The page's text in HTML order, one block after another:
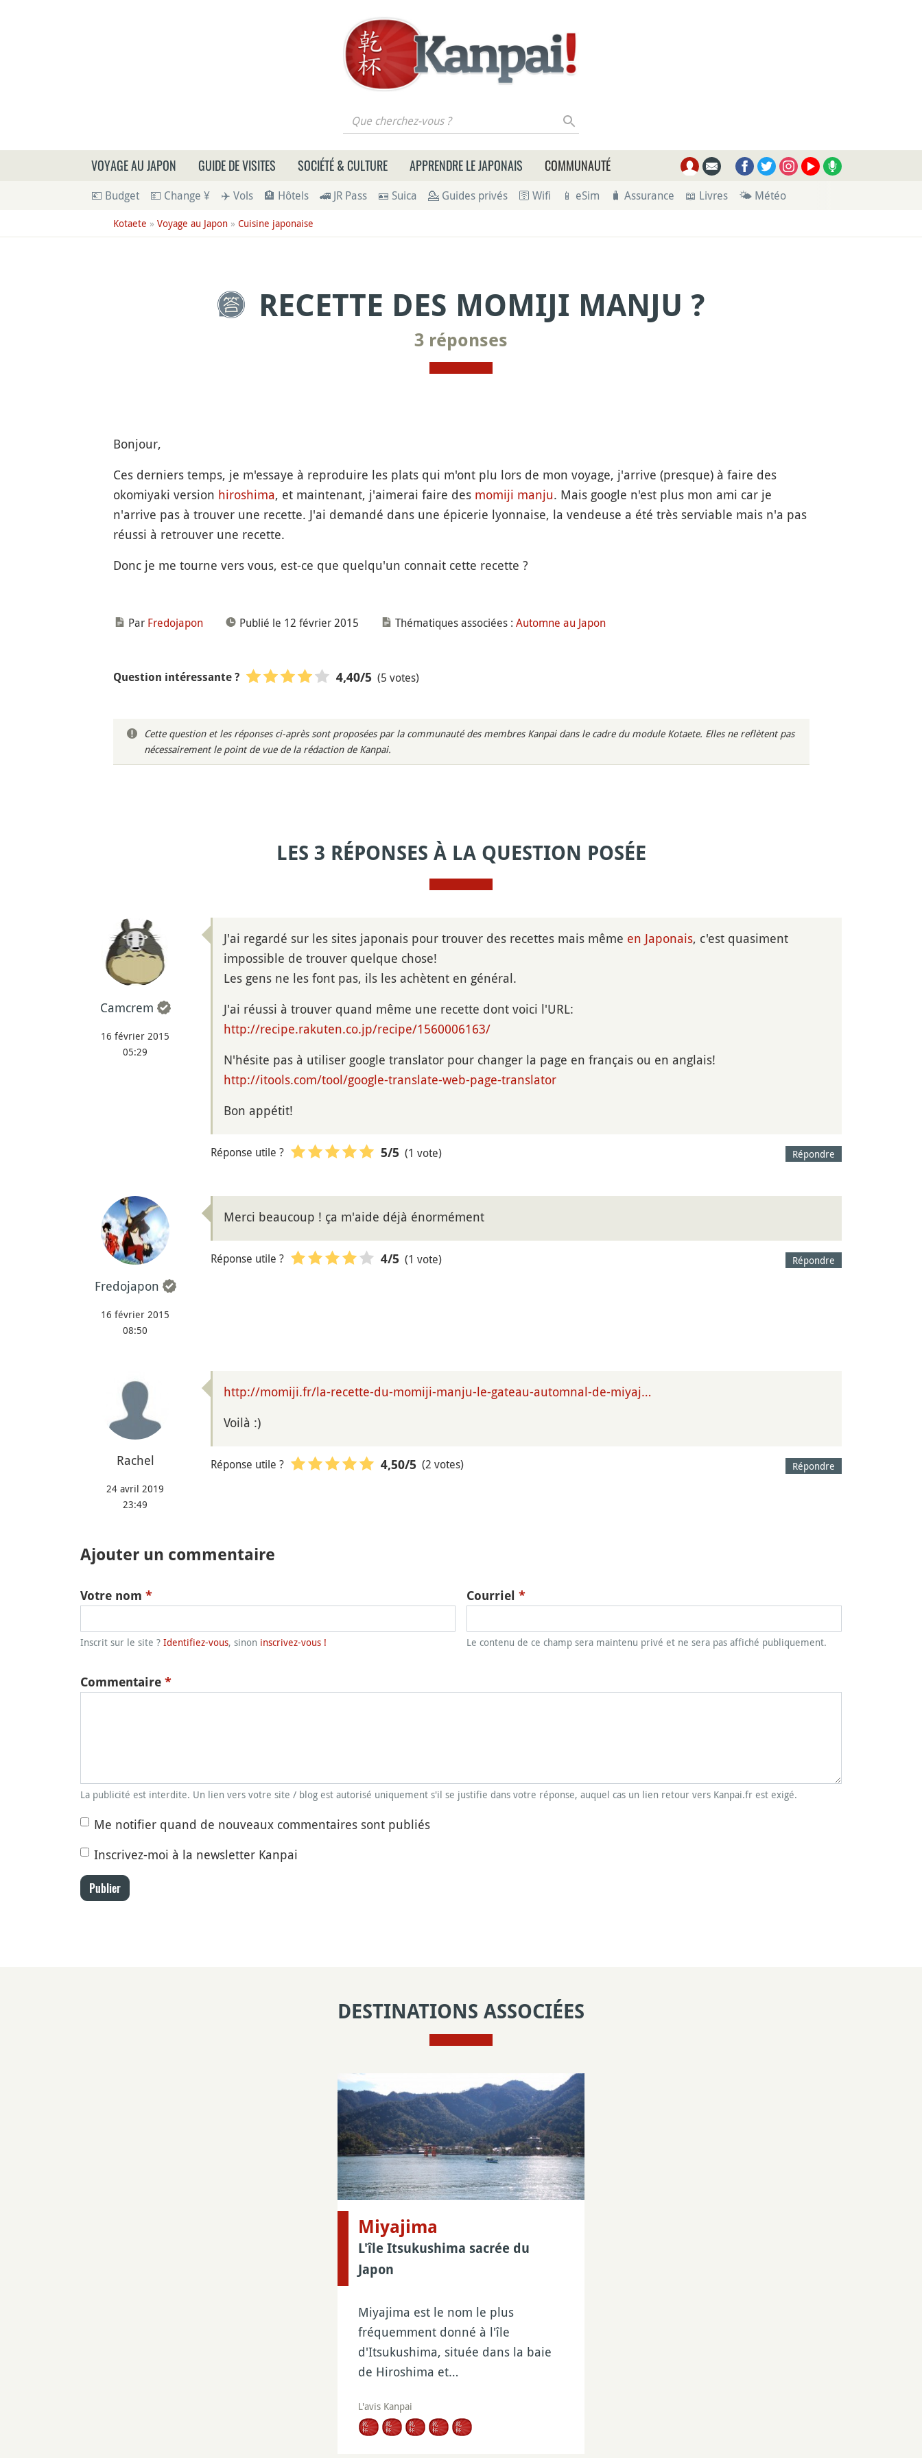
Que cherchez-vous ?
VOYAGE AU JAPON GUIDE DE VISITES SOCIÉTÉ & CULTURE APPRENDRE LE JAPONAIS COMMUNAUTÉ
💶 Budget 💴 Change ¥ ✈️ Vols 🏨 Hôtels 🚄 JR Pass 🪪 Suica 💁 Guides privés 🛜 Wifi 📱 eSim 🧳 Assurance 📖 Livres 🌤 Météo
Kotaete » Voyage au Japon» Cuisine japonaise
RECETTE DES MOMIJI MANJU ?
3 réponses
Bonjour,
Ces derniers temps, je m'essaye à reproduire les plats qui m'ont plu lors de mon voyage, j'arrive (presque) à faire des
okomiyaki version hiroshima, et maintenant, j'aimerai faire des momiji manju. Mais google n'est plus mon ami car je
n'arrive pas à trouver une recette. J'ai demandé dans une épicerie lyonnaise, la vendeuse a été très serviable mais n'a pas
réussi à retrouver une recette.
Donc je me tourne vers vous, est-ce que quelqu'un connait cette recette ?
Par Fredojapon Publié le 12 février 2015 Thématiques associées : Automne au Japon
Question intéressante ? 4,40/5 (5 votes)
Cette question et les réponses ci-après sont proposées par la communauté des membres Kanpai dans le cadre du module Kotaete. Elles ne reflètent pas
nécessairement le point de vue de la rédaction de Kanpai.
LES 3 RÉPONSES À LA QUESTION POSÉE
Camcrem
16 février 2015
05:29
J'ai regardé sur les sites japonais pour trouver des recettes mais même en Japonais, c'est quasiment
impossible de trouver quelque chose!
Les gens ne les font pas, ils les achètent en général.
J'ai réussi à trouver quand même une recette dont voici l'URL:
http://recipe.rakuten.co.jp/recipe/1560006163/
N'hésite pas à utiliser google translator pour changer la page en français ou en anglais!
http://itools.com/tool/google-translate-web-page-translator
Bon appétit!
Répondre
Réponse utile ? 5/5 (1 vote)
Fredojapon
16 février 2015
08:50
Merci beaucoup ! ça m'aide déjà énormément
Répondre
Réponse utile ? 4/5 (1 vote)
Rachel
24 avril 2019
23:49
http://momiji.fr/la-recette-du-momiji-manju-le-gateau-automnal-de-miyaj…
Voilà :)
Répondre
Réponse utile ? 4,50/5 (2 votes)
Ajouter un commentaire
Votre nom *
Inscrit sur le site ? Identifiez-vous, sinon inscrivez-vous !
Courriel *
Le contenu de ce champ sera maintenu privé et ne sera pas affiché publiquement.
Commentaire *
La publicité est interdite. Un lien vers votre site / blog est autorisé uniquement s'il se justifie dans votre réponse, auquel cas un lien retour vers Kanpai.fr est exigé.
Me notifier quand de nouveaux commentaires sont publiés
Inscrivez-moi à la newsletter Kanpai
Publier
DESTINATIONS ASSOCIÉES
Miyajima
L'île Itsukushima sacrée du
Japon
Miyajima est le nom le plus
fréquemment donné à l'île
d'Itsukushima, située dans la baie
de Hiroshima et…
L'avis Kanpai